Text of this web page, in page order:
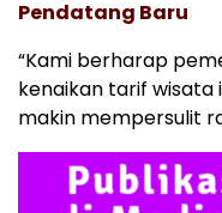
Pendatang Baru
“Kami berharap
kenaikan tarif wisata
makin mempersulit